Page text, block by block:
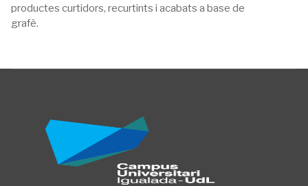
productes curtidors, recurtints i acabats a base de
grafè.